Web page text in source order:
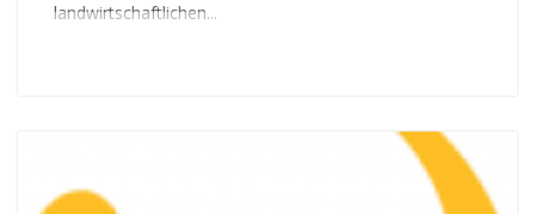
landwirtschaftlichen...